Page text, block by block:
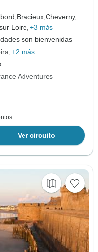
Bracieux,Cheverny,
Loire, +3 más
son bienvenidas
+2 más
Adventures
Ver circuito